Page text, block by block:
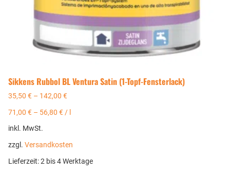
Sikkens Rubbol BL Ventura Satin (1-Topf-Fensterlack)
35,50 € – 142,00 €
71,00 € – 56,80 € / l
inkl. MwSt.
zzgl. Versandkosten
Lieferzeit:2 bis 4 Werktage